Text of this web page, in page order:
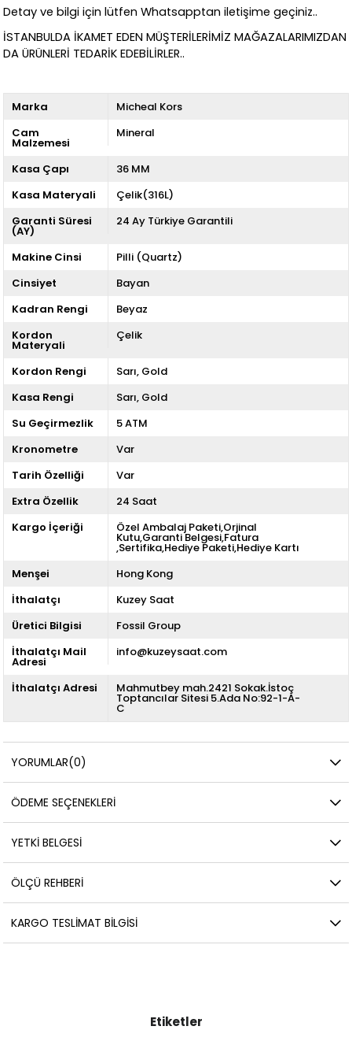
Detay ve bilgi için lütfen Whatsapptan iletişime geçiniz..
İSTANBULDA İKAMET EDEN MÜŞTERİLERİMİZ MAĞAZALARIMIZDAN
DA ÜRÜNLERİ TEDARİK EDEBİLİRLER..
Marka
Micheal Kors
Cam
Malzemesi
Mineral
Kasa Çapı
36 MM
Kasa Materyali
Çelik(316L)
Garanti Süresi
(AY)
24 Ay Türkiye Garantili
Makine Cinsi
Pilli (Quartz)
Cinsiyet
Bayan
Kadran Rengi
Beyaz
Kordon
Materyali
Çelik
Kordon Rengi Sarı Gold
Kasa Rengi
Sarı Gold
Su Geçirmezlik
5 ATM
Kronometre
Var
Tarih Özelliği
Var
Extra Özellik
24 Saat
Kargo İçeriği
Özel Ambalaj Paketi,Orjinal
Kutu,Garanti Belgesi,Fatura
,Sertifika,Hediye Paketi,Hediye Kartı
Menşei
Hong Kong
İthalatçı
Kuzey Saat
Üretici Bilgisi
Fossil Group
İthalatçı Mail
Adresi
info@kuzeysaat.com
İthalatçı Adresi Mahmutbey mah.2421 Sokak.İstoç
Toptancılar Sitesi 5.Ada No:92-1-A-
C
YORUMLAR(0)
ÖDEME SEÇENEKLERI
YETKİ BELGESİ
ÖLÇÜ REHBERI
KARGO TESLIMAT BILGISI
Etiketler